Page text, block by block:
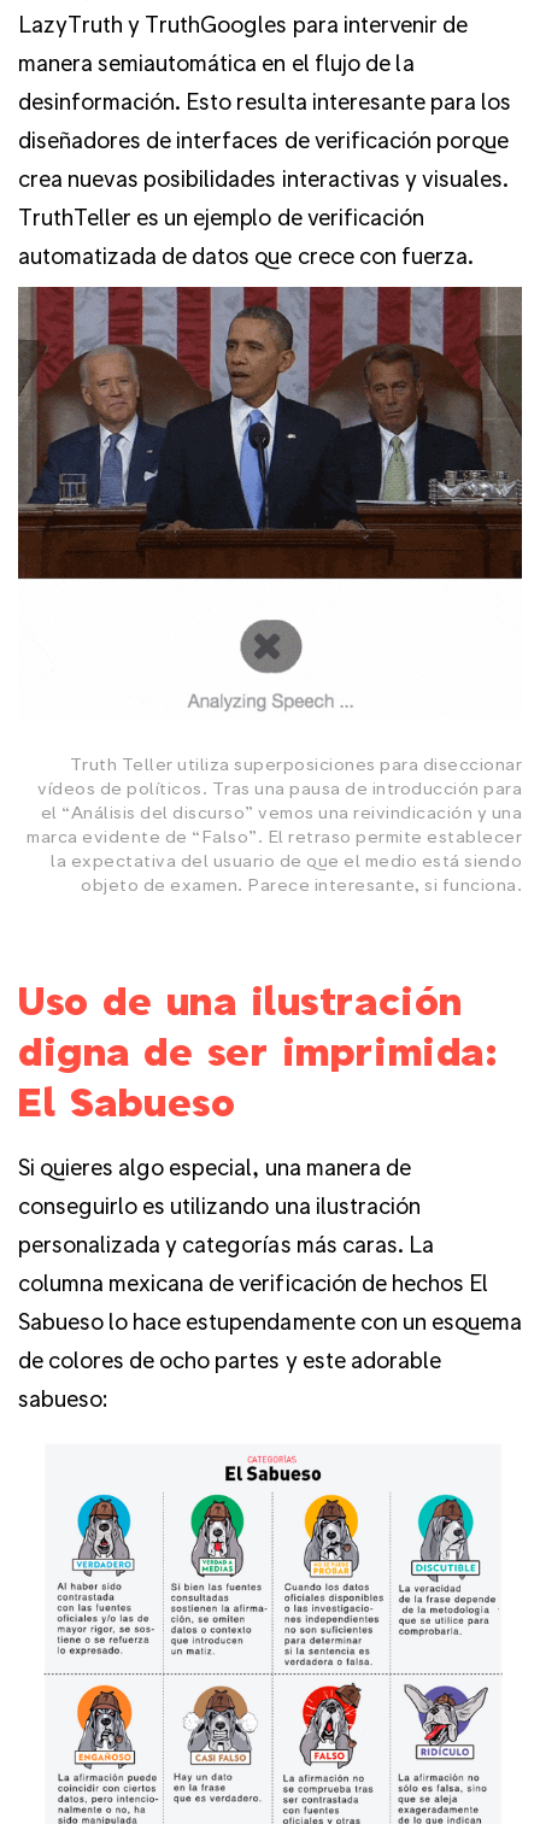
LazyTruth y TruthGoogles para intervenir de
manera semiautomática en el flujo de la
desinformación. Esto resulta interesante para los
diseñadores de interfaces de verificación porque
crea nuevas posibilidades interactivas y visuales.
TruthTeller es un ejemplo de verificación
automatizada de datos que crece con fuerza.
Truth Teller utiliza superposiciones para diseccionar
vídeos de políticos. Tras una pausa de introducción para
el “Análisis del discurso” vemos una reivindicación y una
marca evidente de “Falso”. El retraso permite establecer
la expectativa del usuario de que el medio está siendo
objeto de examen. Parece interesante, si funciona.
Uso de una ilustración
digna de ser imprimida:
El Sabueso
Si quieres algo especial, una manera de
conseguirlo es utilizando una ilustración
personalizada y categorías más caras. La
columna mexicana de verificación de hechos El
Sabueso lo hace estupendamente con un esquema
de colores de ocho partes y este adorable
sabueso: